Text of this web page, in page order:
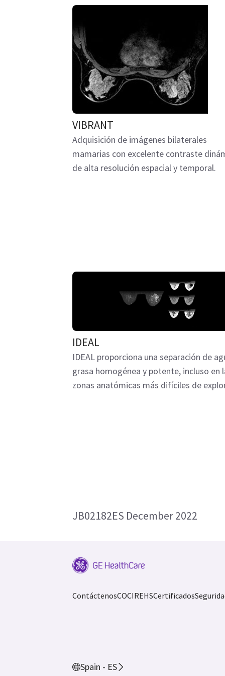
VIBRANT
Adquisición de imágenes bilaterales
mamarias con excelente contraste
de alta resolución espacial y temporal.
IDEAL
IDEAL proporciona una separación de
grasa homogénea y potente, incluso en
zonas anatómicas más difíciles de
JB02182ES December 2022
ContáctenosCOCIREHSCertificados
Spain - ES